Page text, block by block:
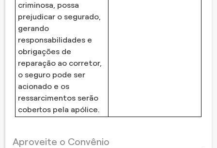
criminosa, possa
prejudicar o segurado,
gerando
responsabilidades e
obrigações de
reparação ao corretor,
o seguro pode ser
acionado e os
ressarcimentos serão
cobertos pela apólice.
Aproveite o Convênio